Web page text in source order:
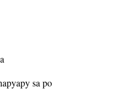
sa po